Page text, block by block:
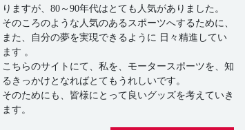
りますが、80～90年代はとても人気がありました。
そのころのような人気のあるスポーツへするために、
また、自分の夢を実現できるように 日々精進してい
ます 。
こちらのサイトにて、私を、モータースポーツを、知
るきっかけとなればとてもうれしいです。
そのためにも、皆様にとって良いグッズを考えていき
ます。